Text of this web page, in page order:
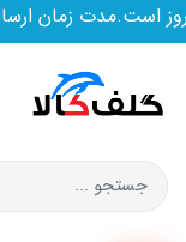
است.مدت زمان